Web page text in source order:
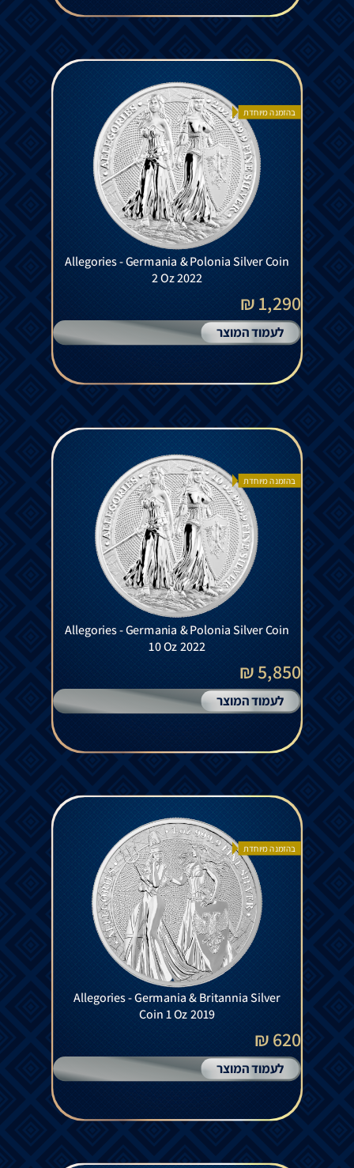
בהזמנה מיוחדת
Allegories - Germania & Polonia Silver Coin
2 Oz 2022
1,290 ₪
לעמוד המוצר
בהזמנה מיוחדת
Allegories - Germania & Polonia Silver Coin
10 Oz 2022
5,850 ₪
לעמוד המוצר
בהזמנה מיוחדת
Allegories - Germania & Britannia Silver
Coin 1 Oz 2019
620 ₪
לעמוד המוצר